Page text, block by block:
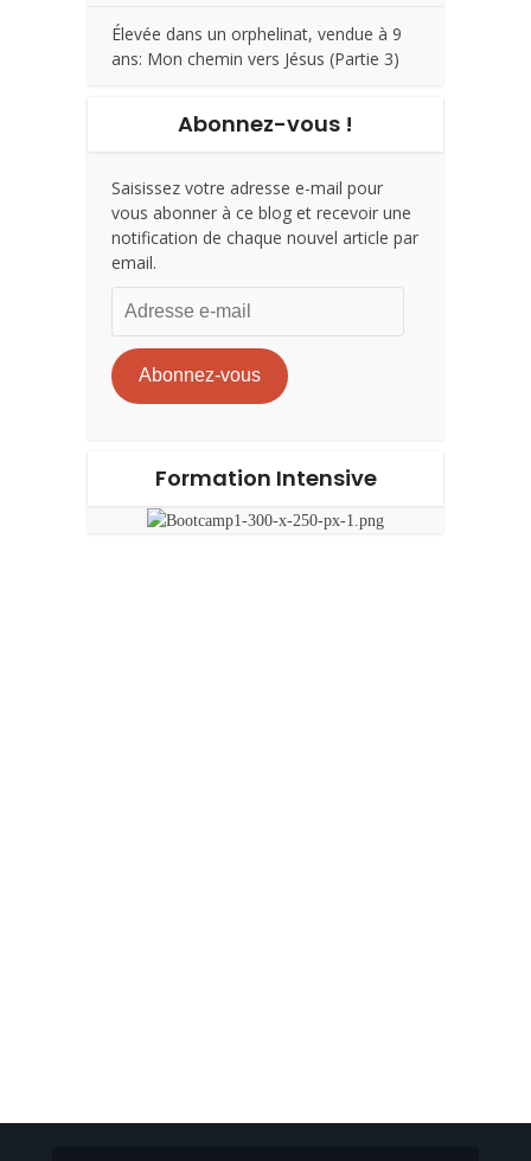
Élevée dans un orphelinat, vendue à 9
ans: Mon chemin vers Jésus (Partie 3)
Abonnez-vous !
Saisissez votre adresse e-mail pour
vous abonner à ce blog et recevoir une
notification de chaque nouvel article par
email.
Adresse
e-
mail
Abonnez-vous
Formation Intensive